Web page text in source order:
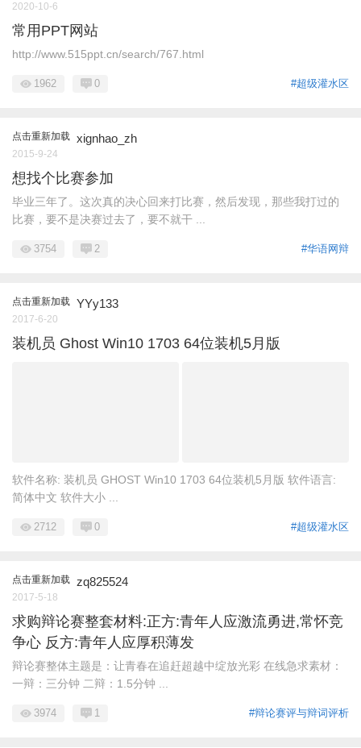
2020-10-6
常用PPT网站
http://www.515ppt.cn/search/767.html
#超级灌水区
1962 0
点击重新加载 xignhao_zh
2015-9-24
想找个比赛参加
毕业三年了。这次真的决心回来打比赛，然后发现，那些我打过的
比赛，要不是决赛过去了，要不就干 ...
#华语网辩
3754 2
点击重新加载 YYy133
2017-6-20
装机员 Ghost Win10 1703 64位装机5月版
软件名称: 装机员 GHOST Win10 1703 64位装机5月版 软件语言:
简体中文 软件大小 ...
#超级灌水区
2712 0
点击重新加载 zq825524
2017-5-18
求购辩论赛整套材料:正方:青年人应激流勇进,常怀竞
争心 反方:青年人应厚积薄发
辩论赛整体主题是：让青春在追赶超越中绽放光彩 在线急求素材：
一辩：三分钟 二辩：1.5分钟 ...
#辩论赛评与辩词评析
3974 1